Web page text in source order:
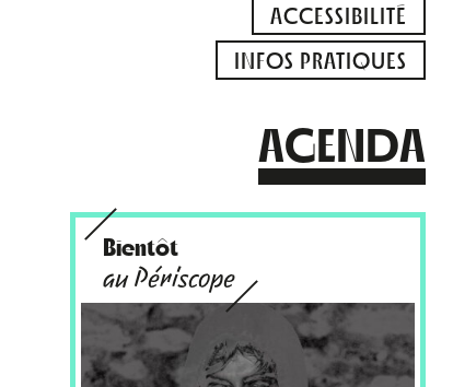
ACCESSIBILITÉ
INFOS PRATIQUES
AGENDA
Bientôt
au Périscope